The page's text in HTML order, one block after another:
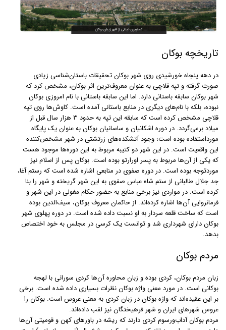
تاریخچه بوکان
در دهه پنجاه خورشیدی روی شهر بوکان تحقیقات باستان‌شناسی زیادی
صورت گرفته و تپه قلاچی به ‌عنوان معروف‌ترین اثر بوکان، مشخص کرد که
شهر بوکان سابقه باستانی دارد. اما این سابقه باستانی با نام امروزی بوکان
نبوده، بلکه با نام‌های دیگری در منابع باستانی آمده است. کاوش‌ها روی تپه
قلاچی مشخص کرده است که سابقه این تپه به حدود ۳ هزار سال قبل از
میلاد برمی‌گردد. در دوره اشکانیان و ساسانیان بوکان به ‌عنوان یک پایگاه
مورداستفاده بوده است؛ وجود آتشکده‌های زرتشتی در شهر مشخص‌کننده
این واقعیت است. در این شهر دو کتیبه مربوط به این دوره‌ها موجود هست
که یکی از آن‌ها مربوط به پسر اورارتو بوده است. بوکان پس از اسلام نیز
موردتوجه بوده است. در دوره صفوی در منابعی اشاره شده است که رستم‌ آغا،
جد جلال طالبانی از ستم شاه عباس صفوی به این شهر گریخته و شهر را بنا
کرده است. در مواردی نیز برخی منابع به حضور حکام مغولی در این شهر و
فرمانروایی آن‌ها اشاره کرده‌اند. از حاکمان معروف بوکان، سیف‌الدین بوده
است که ساخت قلعه‌ سردار به او نسبت داده شده است. در دوره پهلوی شهر
بوکان دارای شهرداری شد و توانست یک کرسی در مجلس به خود اختصاص
بدهد.
مردم بوکان
زبان مردم بوکان، کردی بوده و زبان محاوره آن‌ها کردی سورانی با لهجه
بوکانی است. در مورد معنی واژه بوکان نظرات بسیاری داده شده است. برخی
بر این عقیده‌اند که واژه بوکان در زبان کردی به معنی عروس است. بوکان را
عروس شهرهای ایران و شهر فرهیختگان نیز لقب داده‌اند.
مردم بوکان آداب‌ورسوم کردی دارند که ریشه در باورهای کهن و قومیتی آن‌‌ها